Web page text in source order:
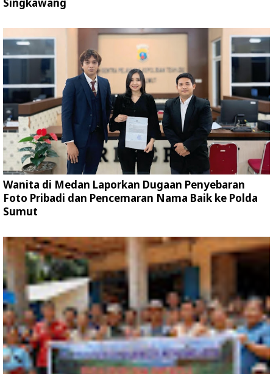
Singkawang
Wanita di Medan Laporkan Dugaan Penyebaran
Foto Pribadi dan Pencemaran Nama Baik ke Polda
Sumut